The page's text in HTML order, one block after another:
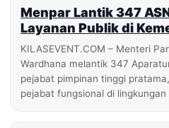
Menpar Lantik 347
Layanan Publik di
KILASEVENT.COM – Menteri
Wardhana melantik 347
pejabat pimpinan tinggi
pejabat fungsional di